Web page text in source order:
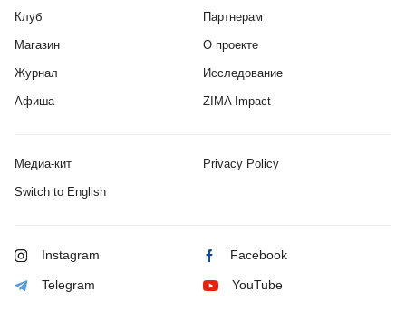
Клуб
Магазин
Журнал
Афиша
Партнерам
О проекте
Исследование
ZIMA Impact
Медиа-кит Privacy Policy
Switch to English
Instagram Facebook
Telegram YouTube